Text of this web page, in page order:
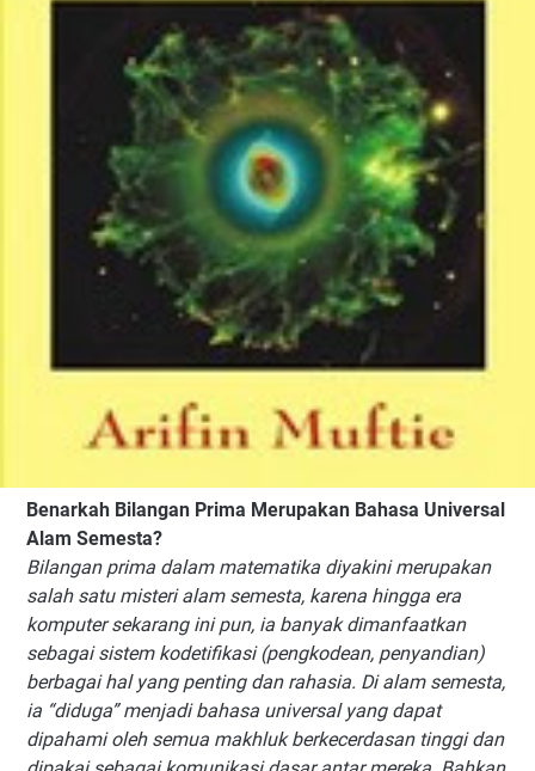
Benarkah Bilangan Prima Merupakan Bahasa Universal
Alam Semesta?
Bilangan prima dalam matematika diyakini merupakan
salah satu misteri alam semesta, karena hingga era
komputer sekarang ini pun, ia banyak dimanfaatkan
sebagai sistem kodetifikasi (pengkodean, penyandian)
berbagai hal yang penting dan rahasia. Di alam semesta,
ia “diduga” menjadi bahasa universal yang dapat
dipahami oleh semua makhluk berkecerdasan tinggi dan